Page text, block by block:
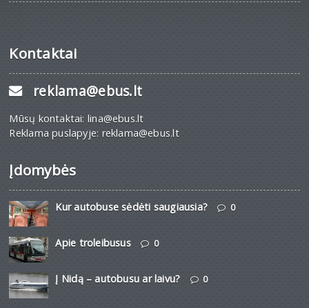
Kontaktai
reklama@ebus.lt
Mūsų kontaktai: lina@ebus.lt
Reklama puslapyje: reklama@ebus.lt
Įdomybės
Kur autobuse sėdėti saugiausia? 0
Apie troleibusus 0
Į Nidą – autobusu ar laivu? 0